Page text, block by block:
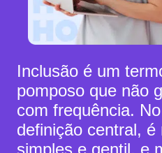
Inclusão é um
pomposo que não
com frequência.
definição central, é